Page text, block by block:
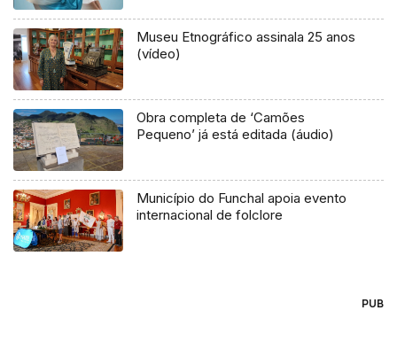
Museu Etnográfico assinala 25 anos
(vídeo)
Obra completa de ‘Camões
Pequeno’ já está editada (áudio)
Município do Funchal apoia evento
internacional de folclore
PUB